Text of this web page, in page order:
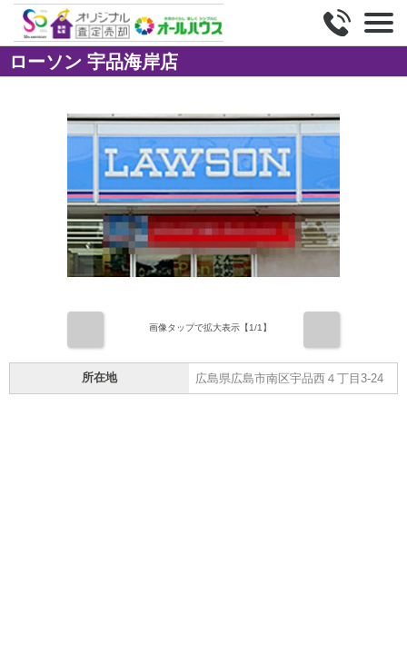
ローソン 宇品海岸店
画像タップで拡大表示【1/1】
所在地 広島県広島市南区宇品西４丁目3-24